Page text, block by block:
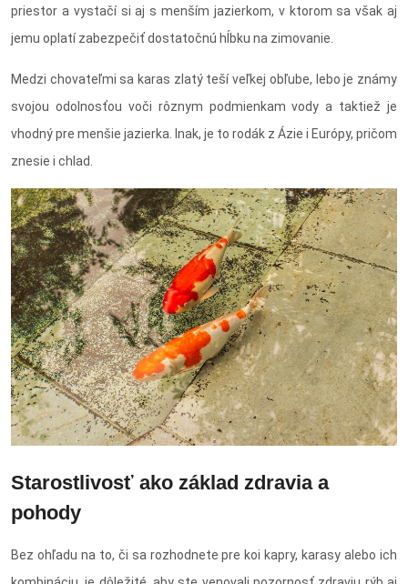
priestor a vystačí si aj s menším jazierkom, v ktorom sa však aj
jemu oplatí zabezpečiť dostatočnú hĺbku na zimovanie.
Medzi chovateľmi sa karas zlatý teší veľkej obľube, lebo je známy
svojou odolnosťou voči rôznym podmienkam vody a taktiež je
vhodný pre menšie jazierka. Inak, je to rodák z Ázie i Európy, pričom
znesie i chlad.
Starostlivosť ako základ zdravia a
pohody
Bez ohľadu na to, či sa rozhodnete pre koi kapry, karasy alebo ich